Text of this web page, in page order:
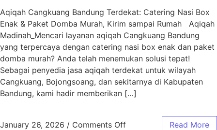
Aqiqah Cangkuang Bandung Terdekat: Catering Nasi Box
Enak & Paket Domba Murah, Kirim sampai Rumah Aqiqah
Madinah_Mencari layanan aqiqah Cangkuang Bandung
yang terpercaya dengan catering nasi box enak dan paket
domba murah? Anda telah menemukan solusi tepat!
Sebagai penyedia jasa aqiqah terdekat untuk wilayah
Cangkuang, Bojongsoang, dan sekitarnya di Kabupaten
Bandung, kami hadir memberikan […]
January 26, 2026 / Comments Off Read More